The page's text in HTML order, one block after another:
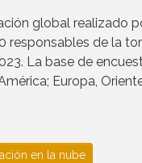
global realizado
responsables de la
La base de
Europa,
en la nube